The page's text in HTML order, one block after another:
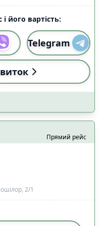
Starlink 3
Застосувати
його вартість:
Telegram
Прямий рейс
2/1